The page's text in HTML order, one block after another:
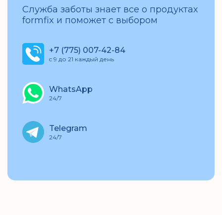
Служба заботы знает все о продуктах
formfix и поможет с выбором
+7 (775) 007-42-84
c 9 до 21 каждый день
WhatsApp
24/7
Telegram
24/7